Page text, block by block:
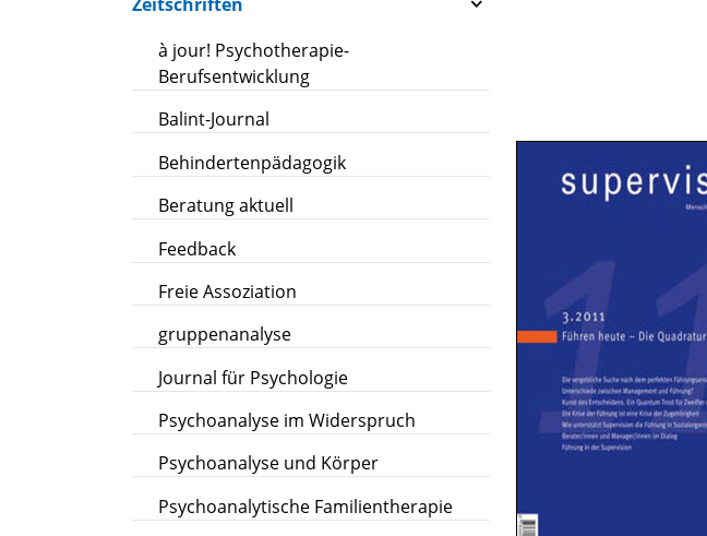
à jour! Psychotherapie-
Berufsentwicklung
Balint-Journal
Behindertenpädagogik
Beratung aktuell
Feedback
Freie Assoziation
gruppenanalyse
Journal für Psychologie
Psychoanalyse im Widerspruch
Psychoanalyse und Körper
Psychoanalytische Familientherapie